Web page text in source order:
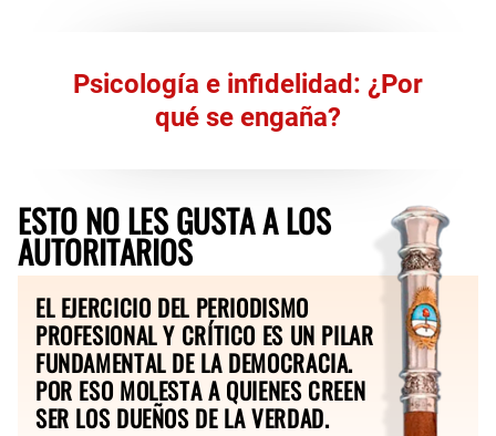
Psicología e infidelidad: ¿Por
qué se engaña?
ESTO NO LES GUSTA A LOS
AUTORITARIOS
EL EJERCICIO DEL PERIODISMO
PROFESIONAL Y CRÍTICO ES UN PILAR
FUNDAMENTAL DE LA DEMOCRACIA.
POR ESO MOLESTA A QUIENES CREEN
SER LOS DUEÑOS DE LA VERDAD.